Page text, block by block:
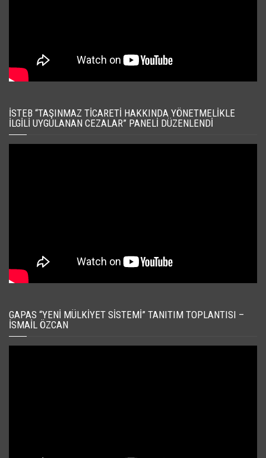
İSTEB “TAŞINMAZ TICARETI HAKKINDA YÖNETMELIKLE
İLGILI UYGULANAN CEZALAR” PANELI DÜZENLENDI
GAPAS “YENI MÜLKIYET SISTEMI” TANITIM TOPLANTISI –
İSMAIL ÖZCAN